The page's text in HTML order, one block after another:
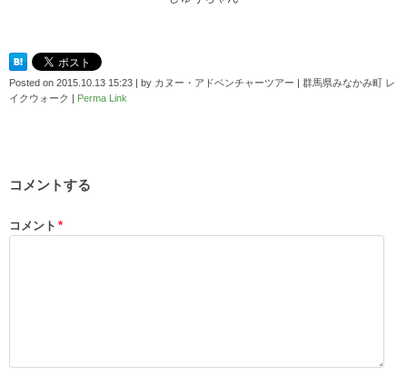
Posted on 2015.10.13 15:23 | by カヌー・アドベンチャーツアー | 群馬県みなかみ町 レ
イクウォーク | Perma Link
コメントする
コメント *